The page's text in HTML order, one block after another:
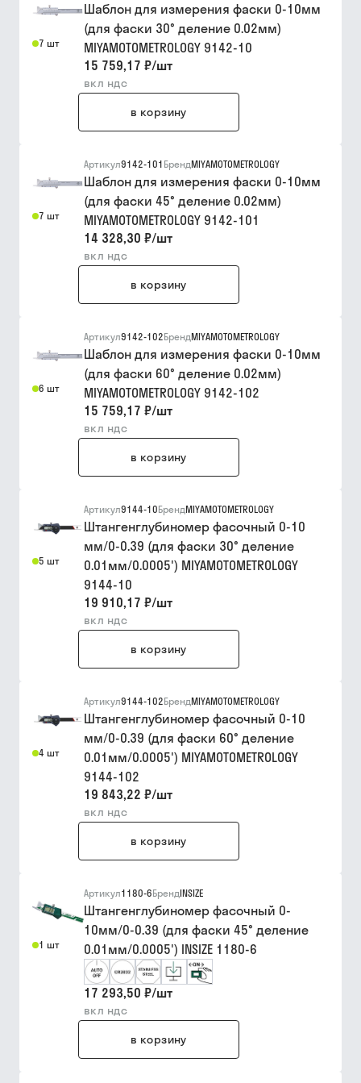
7 шт
Шаблон для измерения фаски 0-10мм
(для фаски 30° деление 0.02мм)
MIYAMOTOMETROLOGY 9142-10
15 759,17 ₽/шт
вкл ндс
в корзину
7 шт
Артикул9142-101 БрендMIYAMOTOMETROLOGY
Шаблон для измерения фаски 0-10мм
(для фаски 45° деление 0.02мм)
MIYAMOTOMETROLOGY 9142-101
14 328,30 ₽/шт
вкл ндс
в корзину
6 шт
Артикул9142-102БрендMIYAMOTOMETROLOGY
Шаблон для измерения фаски 0-10мм
(для фаски 60° деление 0.02мм)
MIYAMOTOMETROLOGY 9142-102
15 759,17 ₽/шт
вкл ндс
в корзину
5 шт
Артикул9144-10БрендMIYAMOTOMETROLOGY
Штангенглубиномер фасочный 0-10
мм/0-0.39 (для фаски 30° деление
0.01мм/0.0005') MIYAMOTOMETROLOGY
9144-10
19 910,17 ₽/шт
вкл ндс
в корзину
4 шт
Артикул9144-102БрендMIYAMOTOMETROLOGY
Штангенглубиномер фасочный 0-10
мм/0-0.39 (для фаски 60° деление
0.01мм/0.0005') MIYAMOTOMETROLOGY
9144-102
19 843,22 ₽/шт
вкл ндс
в корзину
1 шт
Артикул1180-6БрендINSIZE
Штангенглубиномер фасочный 0-
10мм/0-0.39 (для фаски 45° деление
0.01мм/0.0005') INSIZE 1180-6
17 293,50 ₽/шт
вкл ндс
в корзину